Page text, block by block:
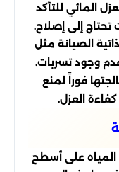
المائي للتأكد
إلى إصلاح.
الصيانة مثل
وجود تسربات.
فوراً لمنع
العزل.
المياه على أسطح